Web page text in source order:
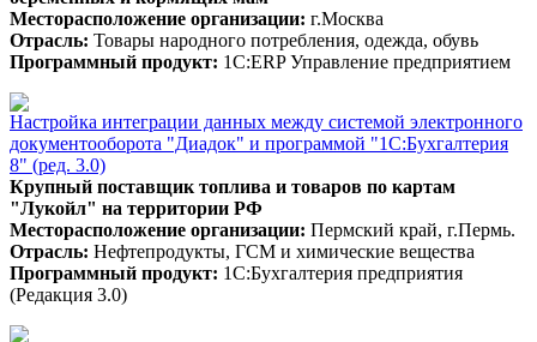
Месторасположение организации: г.Москва
Отрасль: Товары народного потребления, одежда, обувь
Программный продукт: 1С:ERP Управление предприятием
Настройка интеграции данных между системой электронного
документооборота "Диадок" и программой "1С:Бухгалтерия
8" (ред. 3.0)
Крупный поставщик топлива и товаров по картам
"Лукойл" на территории РФ
Месторасположение организации: Пермский край, г.Пермь.
Отрасль: Нефтепродукты, ГСМ и химические вещества
Программный продукт: 1С:Бухгалтерия предприятия
(Редакция 3.0)